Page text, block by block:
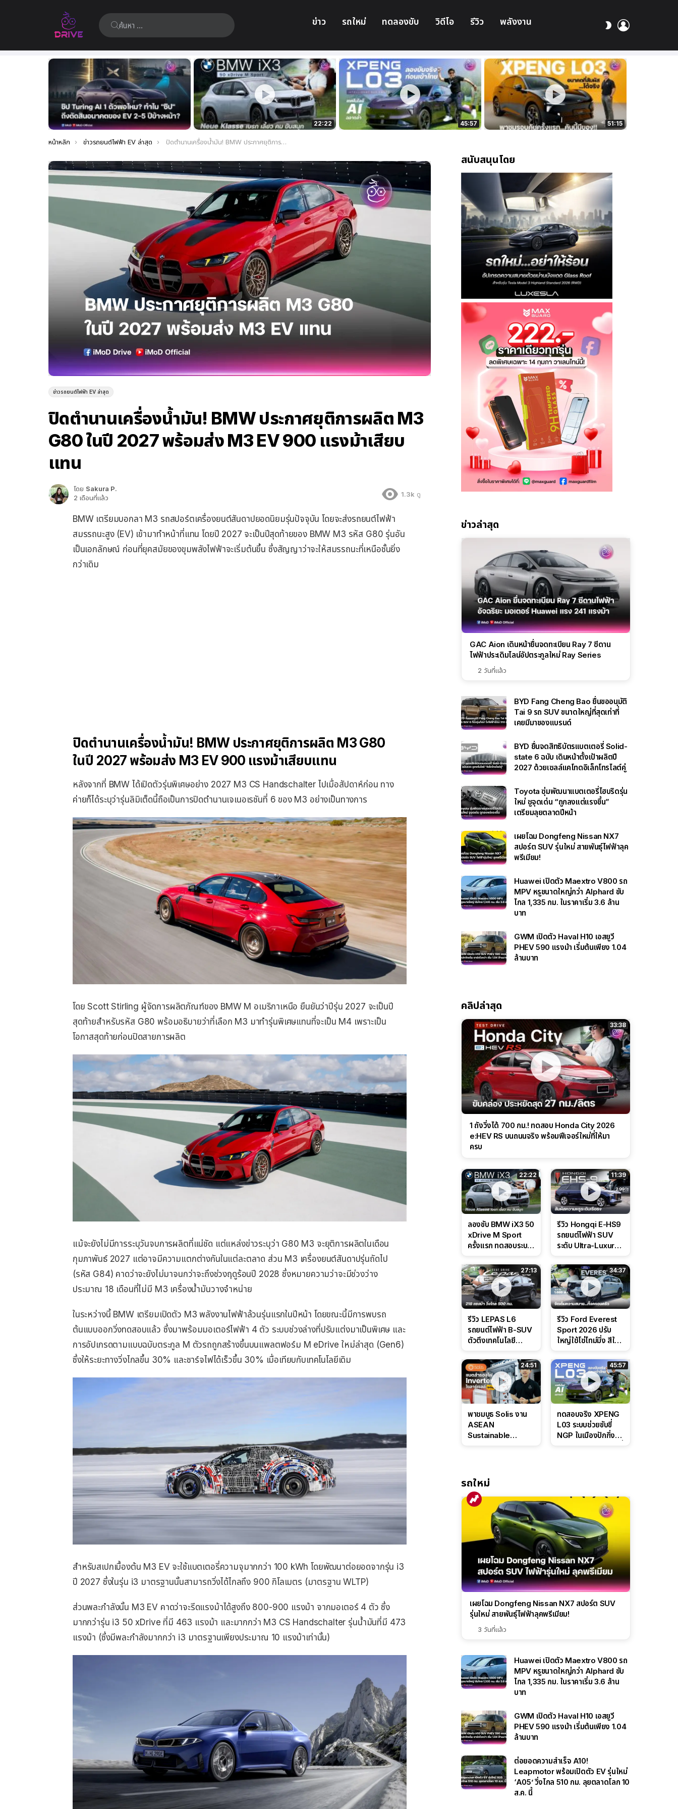
ค้นหา: ข่าว รถใหม่ ทดลองขับ วิดีโอ รีวิว พลังงาน
สลับ
เรื่อง
ล่าสุด
22:22 45:57 51:15
คุณอยู่ที่นี่:
หน้าหลัก ข่าวรถยนต์ไฟฟ้า EV ล่าสุด ปิดตำนานเครื่องน้ำมัน! BMW ประกาศยุติการผลิต M3 G80 ในปี 2027 พร้อมส่ง M3 EV 900 แรงม้าเสียบแทน
ข่าวรถยนต์ไฟฟ้า EV ล่าสุด
ปิดตำนานเครื่องน้ำมัน! BMW ประกาศยุติการผลิต M3
G80 ในปี 2027 พร้อมส่ง M3 EV 900 แรงม้าเสียบ
แทน
โดย Sakura P.
2 เดือนที่แล้ว
1.3k ดู
BMW เตรียมบอกลา M3 รถสปอร์ตเครื่องยนต์สันดาปยอดนิยมรุ่นปัจจุบัน โดยจะส่งรถยนต์ไฟฟ้า
สมรรถนะสูง (EV) เข้ามาทำหน้าที่แทน โดยปี 2027 จะเป็นปีสุดท้ายของ BMW M3 รหัส G80 รุ่นอัน
เป็นเอกลักษณ์ ก่อนที่ยุคสมัยของขุมพลังไฟฟ้าจะเริ่มต้นขึ้น ซึ่งสัญญาว่าจะให้สมรรถนะที่เหนือชั้นยิ่ง
กว่าเดิม
ปิดตำนานเครื่องน้ำมัน! BMW ประกาศยุติการผลิต M3 G80
ในปี 2027 พร้อมส่ง M3 EV 900 แรงม้าเสียบแทน
หลังจากที่ BMW ได้เปิดตัวรุ่นพิเศษอย่าง 2027 M3 CS Handschalter ไปเมื่อสัปดาห์ก่อน ทาง
ค่ายก็ได้ระบุว่ารุ่นลิมิเต็ดนี้ถือเป็นการปิดตำนานเจเนอเรชันที่ 6 ของ M3 อย่างเป็นทางการ
โดย Scott Stirling ผู้จัดการผลิตภัณฑ์ของ BMW M อเมริกาเหนือ ยืนยันว่าปีรุ่น 2027 จะเป็นปี
สุดท้ายสำหรับรหัส G80 พร้อมอธิบายว่าที่เลือก M3 มาทำรุ่นพิเศษแทนที่จะเป็น M4 เพราะเป็น
โอกาสสุดท้ายก่อนปิดสายการผลิต
แม้จะยังไม่มีการระบุวันจบการผลิตที่แน่ชัด แต่แหล่งข่าวระบุว่า G80 M3 จะยุติการผลิตในเดือน
กุมภาพันธ์ 2027 แต่อาจมีความแตกต่างกันในแต่ละตลาด ส่วน M3 เครื่องยนต์สันดาปรุ่นถัดไป
(รหัส G84) คาดว่าจะยังไม่มาจนกว่าจะถึงช่วงฤดูร้อนปี 2028 ซึ่งหมายความว่าจะมีช่วงว่าง
ประมาณ 18 เดือนที่ไม่มี M3 เครื่องน้ำมันวางจำหน่าย
ในระหว่างนี้ BMW เตรียมเปิดตัว M3 พลังงานไฟฟ้าล้วนรุ่นแรกในปีหน้า โดยขณะนี้มีการพบรถ
ต้นแบบออกวิ่งทดสอบแล้ว ซึ่งมาพร้อมมอเตอร์ไฟฟ้า 4 ตัว ระบบช่วงล่างที่ปรับแต่งมาเป็นพิเศษ และ
การอัปเกรดตามแบบฉบับตระกูล M ตัวรถถูกสร้างขึ้นบนแพลตฟอร์ม M eDrive ใหม่ล่าสุด (Gen6)
ซึ่งให้ระยะทางวิ่งไกลขึ้น 30% และชาร์จไฟได้เร็วขึ้น 30% เมื่อเทียบกับเทคโนโลยีเดิม
สำหรับสเปกเบื้องต้น M3 EV จะใช้แบตเตอรี่ความจุมากกว่า 100 kWh โดยพัฒนาต่อยอดจากรุ่น i3
ปี 2027 ซึ่งในรุ่น i3 มาตรฐานนั้นสามารถวิ่งได้ไกลถึง 900 กิโลเมตร (มาตรฐาน WLTP)
ส่วนพละกำลังนั้น M3 EV คาดว่าจะรีดแรงม้าได้สูงถึง 800-900 แรงม้า จากมอเตอร์ 4 ตัว ซึ่ง
มากกว่ารุ่น i3 50 xDrive ที่มี 463 แรงม้า และมากกว่า M3 CS Handschalter รุ่นน้ำมันที่มี 473
แรงม้า (ซึ่งมีพละกำลังมากกว่า i3 มาตรฐานเพียงประมาณ 10 แรงม้าเท่านั้น)
สนับสนุนโดย
ข่าวล่าสุด
GAC Aion เดินหน้ายื่นจดทะเบียน Ray 7 ซีดาน
ไฟฟ้าประเดิมไลน์อัปตระกูลใหม่ Ray Series
2 วันที่แล้ว
BYD Fang Cheng Bao ยื่นขออนุมัติ
Tai 9 รถ SUV ขนาดใหญ่ที่สุดเท่าที่
เคยมีมาของแบรนด์
BYD ยื่นจดสิทธิบัตรแบตเตอรี่ Solid-
state 6 ฉบับ เดินหน้าตั้งเป้าผลิตปี
2027 ด้วยเซลล์แคโทดอิเล็กโทรไลต์คู่
Toyota ซุ่มพัฒนาแบตเตอรี่ไฮบริดรุ่น
ใหม่ ชูจุดเด่น “ถูกลงแต่แรงขึ้น”
เตรียมลุยตลาดปีหน้า
เผยโฉม Dongfeng Nissan NX7
สปอร์ต SUV รุ่นใหม่ สายพันธุ์ไฟฟ้าลุค
พรีเมียม!
Huawei เปิดตัว Maextro V800 รถ
MPV หรูขนาดใหญ่กว่า Alphard ขับ
ไกล 1,335 กม. ในราคาเริ่ม 3.6 ล้าน
บาท
GWM เปิดตัว Haval H10 เอสยูวี
PHEV 590 แรงม้า เริ่มต้นเพียง 1.04
ล้านบาท
คลิปล่าสุด
33:38
1 ถังวิ่งได้ 700 กม.! ทดสอบ Honda City 2026
e:HEV RS บนถนนจริง พร้อมฟีเจอร์ใหม่ที่ให้มา
ครบ
22:22
ลองขับ BMW iX3 50
xDrive M Sport
ครั้งแรก ทดสอบระบบ
Performance แบบ
จัดเต็มในสนาม
11:39
รีวิว Hongqi E-HS9
รถยนต์ไฟฟ้า SUV
ระดับ Ultra-Luxury
CDC นุ่มหนึบเหนือ
ระดับ
27:13
รีวิว LEPAS L6
รถยนต์ไฟฟ้า B-SUV
ตัวตึงเทคโนโลยี
ล่างหนึบ ลุ้นราคา 7
แสนต้น
34:37
รีวิว Ford Everest
Sport 2026 ปรับ
ใหญ่ใช้โซ่ไทม์มิ่ง สีใหม่
ดุดันสไตล์ครอบครัว
สายลุย
24:51
พาชมบูธ Solis งาน
ASEAN
Sustainable
IntelliHouse และ
EverCORE โซลูชัน
ESS ครบวงจร
45:57
ทดสอบจริง XPENG
L03 ระบบช่วยขับขี่
NGP ในเมืองปักกิ่ง
รถใหม่
เผยโฉม Dongfeng Nissan NX7 สปอร์ต SUV
รุ่นใหม่ สายพันธุ์ไฟฟ้าลุคพรีเมียม!
3 วันที่แล้ว
Huawei เปิดตัว Maextro V800 รถ
MPV หรูขนาดใหญ่กว่า Alphard ขับ
ไกล 1,335 กม. ในราคาเริ่ม 3.6 ล้าน
บาท
GWM เปิดตัว Haval H10 เอสยูวี
PHEV 590 แรงม้า เริ่มต้นเพียง 1.04
ล้านบาท
ต่อยอดความสำเร็จ A10!
Leapmotor พร้อมเปิดตัว EV รุ่นใหม่
‘A05’ วิ่งไกล 510 กม. ลุยตลาดโลก 10
ส.ค. นี้